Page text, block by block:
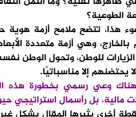
الطوعية؟
هذا، تتضح ملامح أزمة هوية
بالخارج، وهي أزمة متعددة
للوطن، وتحول الوطن
يحتضنهم إلا مناسباتيًا.
وعي رسمي بخطورة هذه
مالية، بل رأسمال